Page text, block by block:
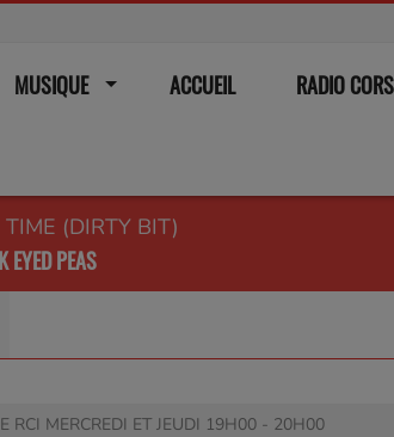
MUSIQUE ACCUEIL RADIO
(DIRTY BIT)
EYED PEAS
RCI MERCREDI ET JEUDI 19H00 - 20H00